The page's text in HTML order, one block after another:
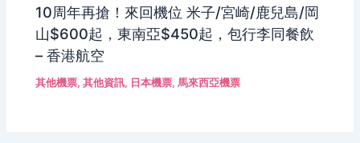
10周年再搶！來回機位 米子/宮崎/鹿兒島/岡
山$600起，東南亞$450起，包行李同餐飲
– 香港航空
其他機票,其他資訊, 日本機票,馬來西亞機票